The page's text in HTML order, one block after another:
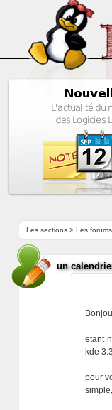
Les sections> Les
un
etant
kde
pour